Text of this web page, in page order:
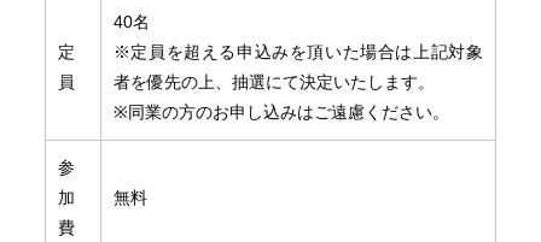
定
員
40名
※定員を超える申込みを頂いた場合は上記対象
者を優先の上、抽選にて決定いたします。
※同業の方のお申し込みはご遠慮ください。
参
加
費
無料